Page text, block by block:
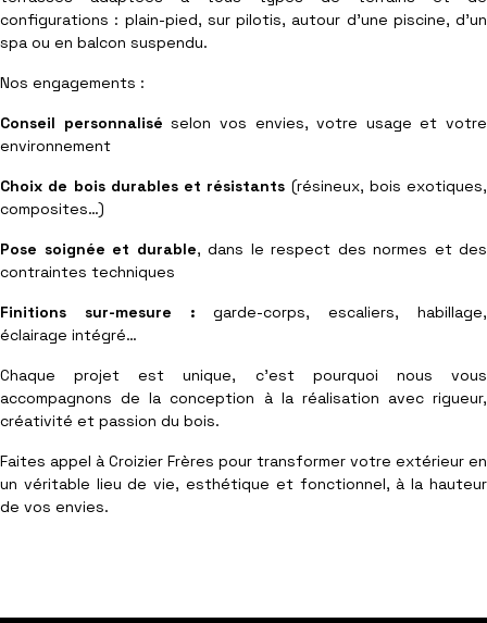
configurations : plain-pied, sur pilotis, autour d’une piscine, d’un
spa ou en balcon suspendu.
Nos engagements :
Conseil personnalisé selon vos envies, votre usage et votre
environnement
Choix de bois durables et résistants (résineux, bois exotiques,
composites…)
Pose soignée et durable, dans le respect des normes et des
contraintes techniques
Finitions sur-mesure : garde-corps, escaliers, habillage,
éclairage intégré…
Chaque projet est unique, c’est pourquoi nous vous
accompagnons de la conception à la réalisation avec rigueur,
créativité et passion du bois.
Faites appel à Croizier Frères pour transformer votre extérieur en
un véritable lieu de vie, esthétique et fonctionnel, à la hauteur
de vos envies.